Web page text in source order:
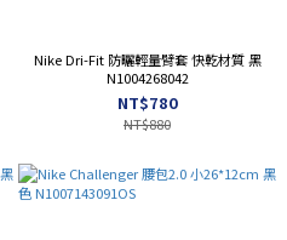
Nike Dri-Fit 防曬輕量臂套 快乾材質 黑
N1004268042
NT$780
NT$880